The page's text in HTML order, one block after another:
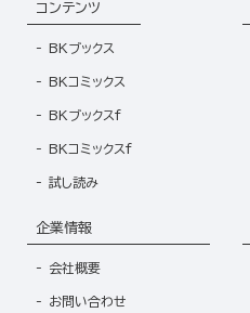
コンテンツ
BKブックス
BKコミックス
BKブックスf
BKコミックスf
試し読み
企業情報
会社概要
お問い合わせ